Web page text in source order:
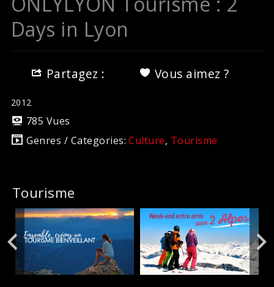
Days in Lyon
Partagez : Vous aimez ?
2012
785 Vues
Genres / Categories:Culture, Tourisme
Tourisme